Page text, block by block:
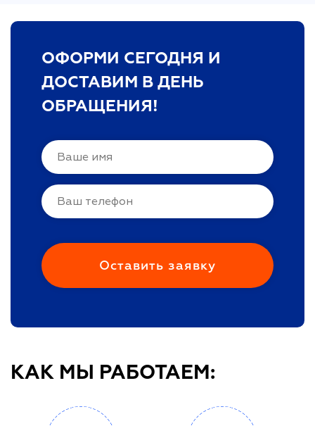
ОФОРМИ СЕГОДНЯ И
ДОСТАВИМ В ДЕНЬ
ОБРАЩЕНИЯ!
КАК МЫ РАБОТАЕМ: